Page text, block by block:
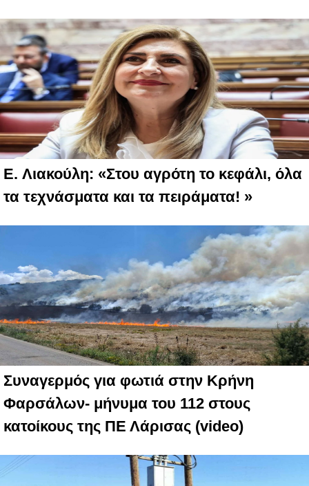
E. Λιακούλη: «Στου αγρότη το κεφάλι, όλα
τα τεχνάσματα και τα πειράματα! »
Συναγερμός για φωτιά στην Κρήνη
Φαρσάλων- μήνυμα του 112 στους
κατοίκους της ΠΕ Λάρισας (video)